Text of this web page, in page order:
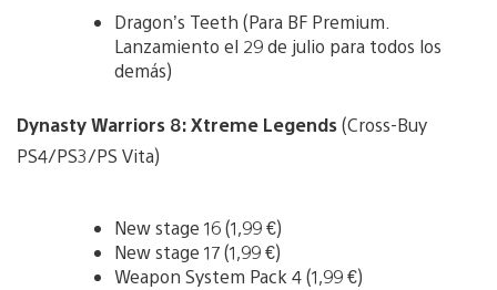
Dragon’s Teeth (Para BF Premium.
Lanzamiento el 29 de julio para todos los
demás)
Dynasty Warriors 8: Xtreme Legends(Cross-Buy
PS4/PS3/PS Vita)
New stage 16 (1,99 €)
New stage 17 (1,99 €)
Weapon System Pack 4 (1,99 €)